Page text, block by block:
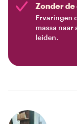
Zonder
Ervaringen
massa naar
leiden.